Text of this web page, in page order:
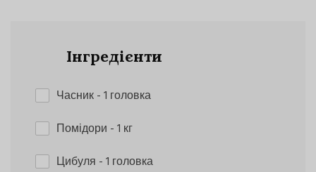
Інгредієнти
Часник- 1 головка
Помідори - 1 кг
Цибуля - 1 головка